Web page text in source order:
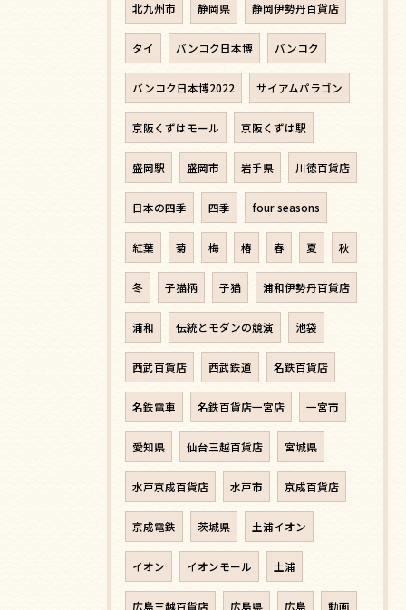
北九州市 静岡県 静岡伊勢丹百貨店
タイ バンコク日本博 バンコク
バンコク日本博2022 サイアムパラゴン
京阪くずはモール 京阪くずは駅
盛岡駅 盛岡市 岩手県 川徳百貨店
日本の四季 四季 four seasons
紅葉 菊 梅 椿 春 夏 秋
冬 子猫柄 子猫 浦和伊勢丹百貨店
浦和 伝統とモダンの競演 池袋
西武百貨店 西武鉄道 名鉄百貨店
名鉄電車 名鉄百貨店一宮店 一宮市
愛知県 仙台三越百貨店 宮城県
水戸京成百貨店 水戸市 京成百貨店
京成電鉄 茨城県 土浦イオン
イオン イオンモール 土浦
広島三越百貨店 広島県 広島 動画